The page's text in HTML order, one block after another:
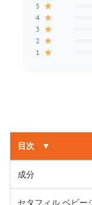
5 ★
4 ★
3 ★
2 ★
1 ★
目次 ▼
成分